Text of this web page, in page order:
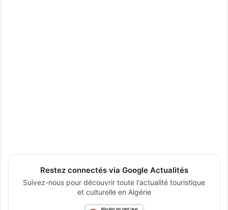
Restez connectés via Google Actualités
Suivez-nous pour découvrir toute l'actualité touristique
et culturelle en Algérie